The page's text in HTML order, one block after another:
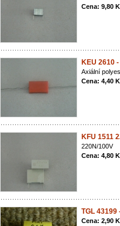
Cena: 9,80
KEU 2610
Axiální
Cena: 4,40
KFU 1511
220N/100V
Cena: 4,80
TGL 43199
Cena: 2,90